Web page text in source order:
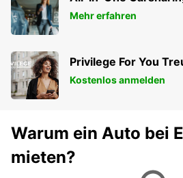
Mehr erfahren
Privilege For You
Kostenlos anmelden
Warum ein Auto bei
mieten?